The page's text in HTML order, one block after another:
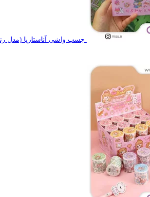
چسب واشی آناستازیا (مدل